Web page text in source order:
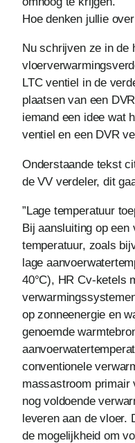
Hoe denken jullie
Nu schrijven ze in de
LTC ventiel in de
plaatsen van een
iemand een idee wat
ventiel en een DVR
Onderstaande tekst
de VV verdeler, dit
”Lage temperatuur
Bij aansluiting op
temperatuur, zoals
lage
40°C), HR Cv-ketels
op zonneenergie en
genoemde
conventionele
massastroom primair
nog voldoende
leveren aan de vloer.
de mogelijkheid om